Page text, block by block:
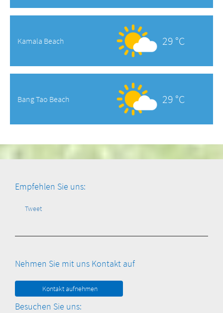
Kamala Beach 29 °C
Bang Tao Beach 29 °C
Empfehlen Sie uns:
Tweet
Nehmen Sie mit uns Kontakt auf
Kontakt aufnehmen
Besuchen Sie uns: